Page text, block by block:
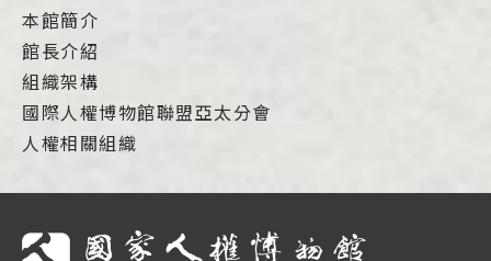
本館簡介
館長介紹
組織架構
國際人權博物館聯盟亞太分會
人權相關組織